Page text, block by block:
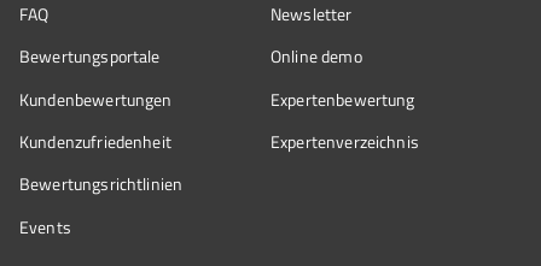
FAQ
Bewertungsportale
Kundenbewertungen
Kundenzufriedenheit
Bewertungs­richtlinien
Events
Newsletter
Online demo
Expertenbewertung
Expertenverzeichnis